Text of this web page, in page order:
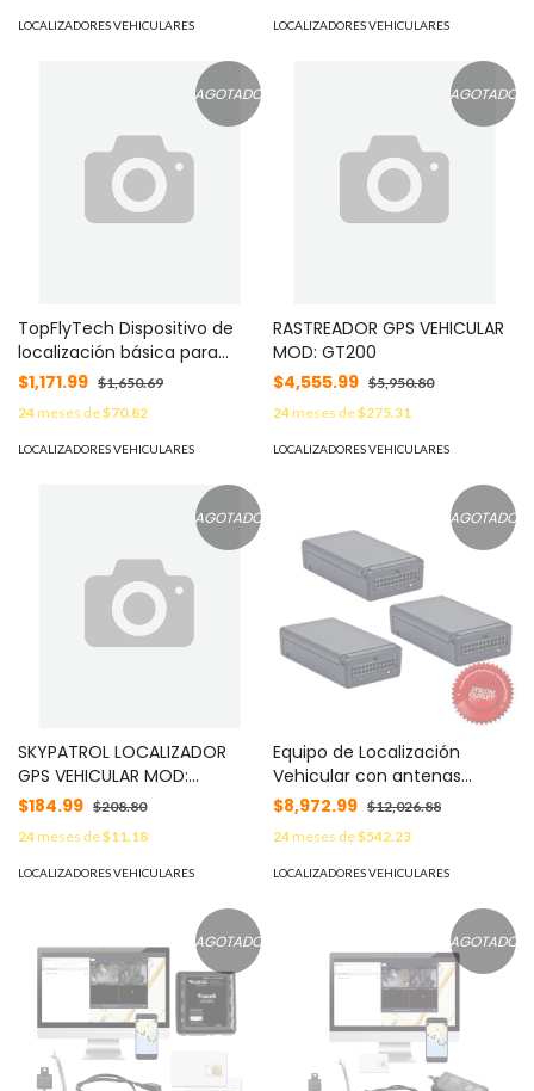
LOCALIZADORES VEHICULARES LOCALIZADORES VEHICULARES
AGOTADO
TopFlyTech Dispositivo de
localización básica para
vehículos / Conectividad 4G
LTE y BLE 4.2 / Diferentes
tipos de notificaciones /
Corte y restablecimiento de
$1,171.99 $1,650.69
24meses de$70.82
LOCALIZADORES VEHICULARES
AGOTADO
RASTREADOR GPS VEHICULAR
MOD: GT200
$4,555.99 $5,950.80
24meses de$275.31
LOCALIZADORES VEHICULARES
AGOTADO
SKYPATROL LOCALIZADOR
GPS VEHICULAR MOD:
TT8850K
$184.99 $208.80
24meses de$11.18
LOCALIZADORES VEHICULARES
AGOTADO
Equipo de Localización
Vehicular con antenas
integradas. MOD: MT4000/BF
$8,972.99 $12,026.88
24meses de$542.23
LOCALIZADORES VEHICULARES
AGOTADO AGOTADO